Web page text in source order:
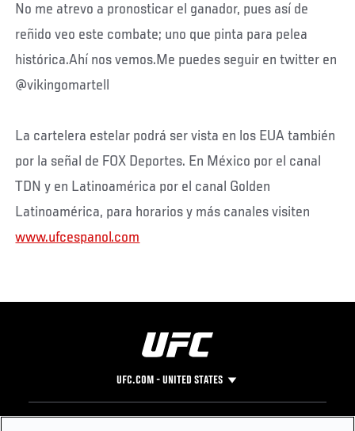
No me atrevo a pronosticar el ganador, pues así de
reñido veo este combate; uno que pinta para pelea
histórica.Ahí nos vemos.Me puedes seguir en twitter en
@vikingomartell
La cartelera estelar podrá ser vista en los EUA también
por la señal de FOX Deportes. En México por el canal
TDN y en Latinoamérica por el canal Golden
Latinoamérica, para horarios y más canales visiten
www.ufcespanol.com
UFC.COM - UNITED STATES